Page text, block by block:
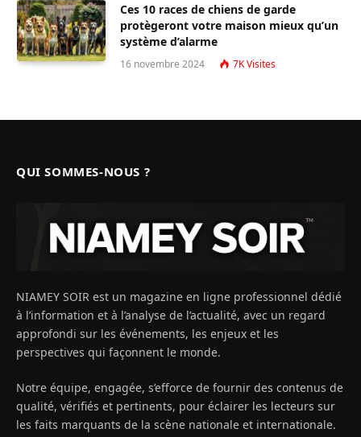
Ces 10 races de chiens de garde
protègeront votre maison mieux qu’un
système d’alarme
16 novembre 2024 7KVisites
QUI SOMMES-NOUS ?
NIAMEY SOIR est un magazine en ligne professionnel dédié
à l’information et à l’analyse de l’actualité, avec un regard
approfondi sur les événements, les enjeux et les
perspectives qui façonnent le monde.
Notre équipe, engagée, s’efforce de fournir des contenus de
qualité, vérifiés et pertinents, pour éclairer les lecteurs sur
les faits marquants de la scène nationale et internationale.